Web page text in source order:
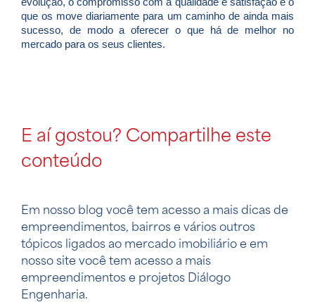
que os move diariamente para um caminho de ainda mais
sucesso, de modo a oferecer o que há de melhor no
mercado para os seus clientes.
E aí gostou? Compartilhe este
conteúdo
Em nosso blog você tem acesso a mais dicas de
empreendimentos, bairros e vários outros
tópicos ligados ao mercado imobiliário e em
nosso site você tem acesso a mais
empreendimentos e projetos Diálogo
Engenharia.